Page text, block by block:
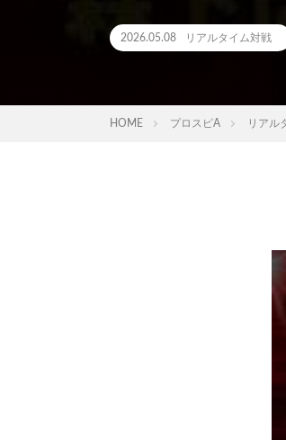
2026.05.08 リアルタイム対戦
HOME プロスピA リアル